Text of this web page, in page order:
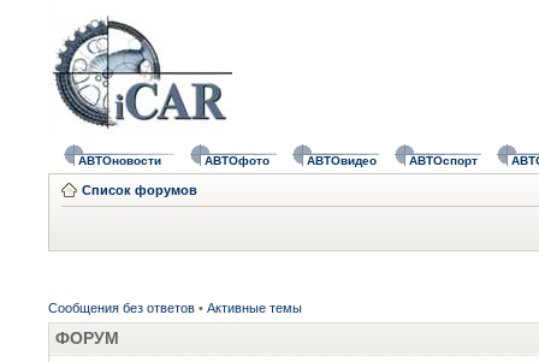
АВТОновости АВТОфото АВТОвидео АВТОспорт
Список форумов
Сообщения без ответов • Активные темы
ФОРУМ